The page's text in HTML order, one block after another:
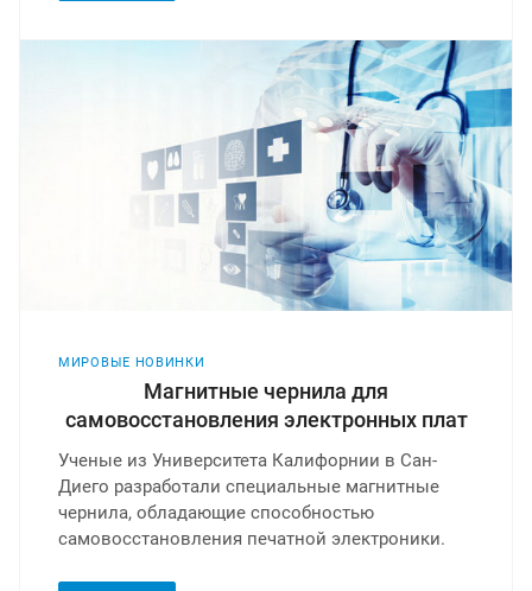
МИРОВЫЕ НОВИНКИ
Магнитные чернила для
самовосстановления электронных плат
Ученые из Университета Калифорнии в Сан-
Диего разработали специальные магнитные
чернила, обладающие способностью
самовосстановления печатной электроники.